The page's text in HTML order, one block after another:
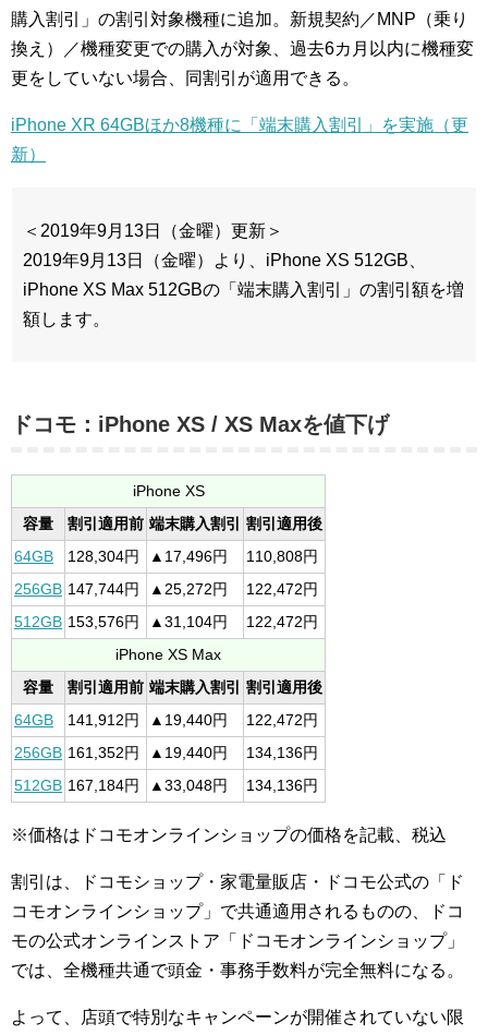
購入割引」の割引対象機種に追加。新規契約／MNP（乗り
換え）／機種変更での購入が対象、過去6カ月以内に機種変
更をしていない場合、同割引が適用できる。
iPhone XR 64GBほか8機種に「端末購入割引」を実施（更
新）
＜2019年9月13日（金曜）更新＞
2019年9月13日（金曜）より、iPhone XS 512GB、
iPhone XS Max 512GBの「端末購入割引」の割引額を増
額します。
ドコモ：iPhone XS / XS Maxを値下げ
iPhone XS
容量
割引適用前 端末購入割引
割引適用後
64GB
128,304円 ▲17,496円
110,808円
256GB 147,744円 ▲25,272円
122,472円
512GB 153,576円 ▲31,104円
122,472円
iPhone XS Max
容量
割引適用前 端末購入割引
割引適用後
64GB
141,912円 ▲19,440円
122,472円
256GB 161,352円 ▲19,440円
134,136円
512GB 167,184円 ▲33,048円 134,136円
※価格はドコモオンラインショップの価格を記載、税込
割引は、ドコモショップ・家電量販店・ドコモ公式の「ド
コモオンラインショップ」で共通適用されるものの、ドコ
モの公式オンラインストア「ドコモオンラインショップ」
では、全機種共通で頭金・事務手数料が完全無料になる。
よって、店頭で特別なキャンペーンが開催されていない限